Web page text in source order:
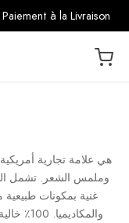
à la Livraison
وملمس الشعر. تشمل
غنية بمكونات طبيعية